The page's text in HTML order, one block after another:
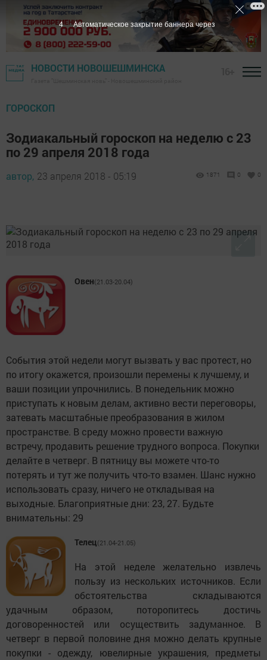
НОВОСТИ НОВОШЕШМИНСКА
ГОРОСКОП
Зодиакальный гороскоп на неделю c 23
по 29 апреля 2018 года
автор, 23 апреля 2018 - 05:19 1871 0 0
Овен(21.03-20.04)
События этой недели могут вызвать у вас протест, но
по итогу окажется, произошли перемены к лучшему, и
ваши позиции упрочнились. В понедельник можно
приступать к новым делам, активно вести переговоры,
затевать масштабные преобразования в жилом
пространстве. В среду можно провести важную
встречу, продавить решение трудного вопроса. Покупки
делайте в четверг. В пятницу вы можете что-то
потерять и тут же получить что-то взамен. Шанс нужно
использовать сразу, ничего не откладывая на
выходные. Благоприятные дни: 23, 27. Будьте
внимательны: 29
Телец(21.04-21.05)
На этой неделе желательно извлечь
пользу из нескольких источников. Если
обстоятельства складываются
удачным образом, поторопитесь достичь
договоренностей или осуществить задуманное. В
четверг в первой половине дня можно делать крупные
покупки - одежду, ювелирные украшения, предметы
3 Автоматическое закрытие баннера через